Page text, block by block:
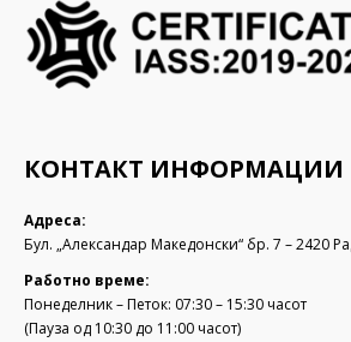
КОНТАКТ ИНФОРМАЦИИ
Адреса:
Бул. „Александар Македонски“ бр. 7 – 2420
Работно време:
Понеделник – Петок: 07:30 – 15:30 часот
(Пауза од 10:30 до 11:00 часот)